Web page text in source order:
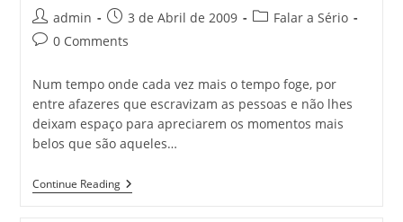
Post
author:
admin
Post
published:
3 de Abril de 2009
PostFalar a Sério
Post0 Comments
Num tempo onde cada vez mais o tempo foge, por
entre afazeres que escravizam as pessoas e não lhes
deixam espaço para apreciarem os momentos mais
belos que são aqueles…
Continue ReadingQuem
Me